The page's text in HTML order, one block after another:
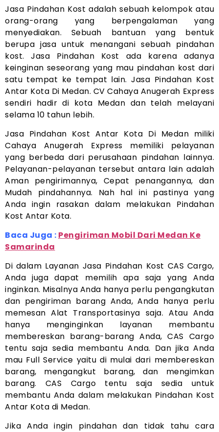
Jasa Pindahan Kost adalah sebuah kelompok atau
orang-orang yang berpengalaman yang
menyediakan. Sebuah bantuan yang bentuk
berupa jasa untuk menangani sebuah pindahan
kost. Jasa Pindahan Kost ada karena adanya
keinginan seseorang yang mau pindahan kost dari
satu tempat ke tempat lain. Jasa Pindahan Kost
Antar Kota Di Medan. CV Cahaya Anugerah Express
sendiri hadir di kota Medan dan telah melayani
selama 10 tahun lebih.
Jasa Pindahan Kost Antar Kota Di Medan miliki
Cahaya Anugerah Express memiliki pelayanan
yang berbeda dari perusahaan pindahan lainnya.
Pelayanan-pelayanan tersebut antara lain adalah
Aman pengirimannya, Cepat penangannya, dan
Mudah pindahannya. Nah hal ini pastinya yang
Anda ingin rasakan dalam melakukan Pindahan
Kost Antar Kota.
Baca Juga : Pengiriman Mobil Dari Medan Ke
Samarinda
Di dalam Layanan Jasa Pindahan Kost CAS Cargo,
Anda juga dapat memilih apa saja yang Anda
inginkan. Misalnya Anda hanya perlu pengangkutan
dan pengiriman barang Anda, Anda hanya perlu
memesan Alat Transportasinya saja. Atau Anda
hanya menginginkan layanan membantu
membereskan barang-barang Anda, CAS Cargo
tentu saja sedia membantu Anda. Dan jika Anda
mau Full Service yaitu di mulai dari membereskan
barang, mengangkut barang, dan mengimkan
barang. CAS Cargo tentu saja sedia untuk
membantu Anda dalam melakukan Pindahan Kost
Antar Kota di Medan.
Jika Anda ingin pindahan dan tidak tahu cara